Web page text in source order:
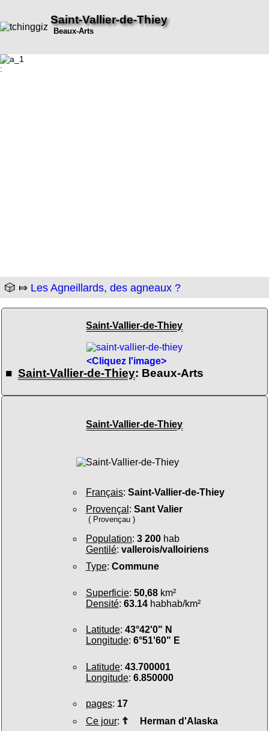
Saint-Vallier-de-Thiey
Beaux-Arts
:
🎲 ⤇ Les Agneillards, des agneaux ?
Saint-Vallier-de-Thiey
<Cliquez l'image>
■ Saint-Vallier-de-Thiey: Beaux-Arts
Saint-Vallier-de-Thiey
Français: Saint-Vallier-de-Thiey
Provençal : Sant Valier
( Provençau )
Population: 3 200hab
Gentilé: vallerois/valloiriens
Type: Commune
Superficie: 50,68km²
Densité: 63.14habhab/km²
Latitude: 43°42'0" N
Longitude: 6°51'60" E
Latitude: 43.700001
Longitude: 6.850000
pages: 17
Ce jour: ☦Herman d'Alaska